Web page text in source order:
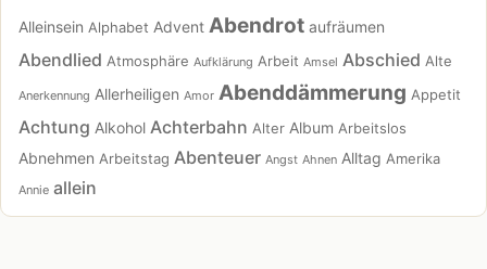
Alleinsein Alphabet Advent Abendrot aufräumen
Abendlied Atmosphäre Aufklärung Arbeit Amsel Abschied Alte
Anerkennung Allerheiligen Amor Abenddämmerung Appetit
Achtung Alkohol Achterbahn Alter Album Arbeitslos
Abnehmen Arbeitstag Abenteuer Angst Ahnen Alltag Amerika
Annie allein